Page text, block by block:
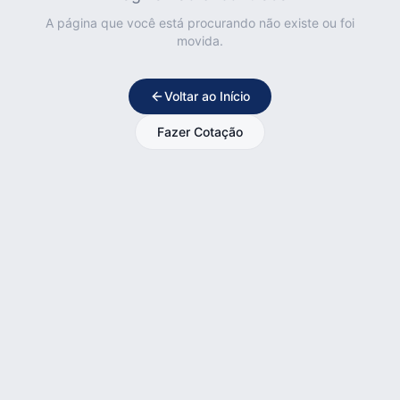
A página que você está procurando não existe ou foi
movida.
Voltar ao Início
Fazer Cotação